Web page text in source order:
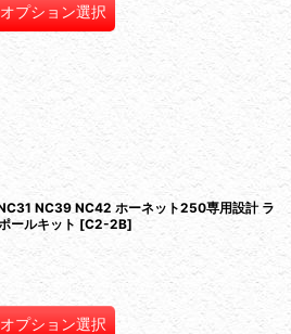
オプション選択
NC39 NC42 ホーネット250専用設計 ラ
ールキット [C2-2B]
オプション選択